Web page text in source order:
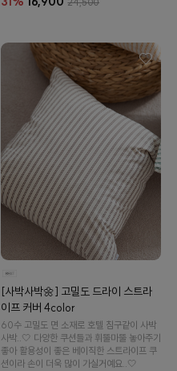
[사박사박🌼] 고밀도 드라이 스트라
이프 커버 4color
60수 고밀도 면 소재로 호텔 침구같이 사박
사박..🤍 다양한 쿠션들과 휘뚤마뚤 놓아주기
좋아 활용성이 좋은 베이직한 스트라이프 쿠
션이라 손이 더욱 많이 가실거예요..🤍